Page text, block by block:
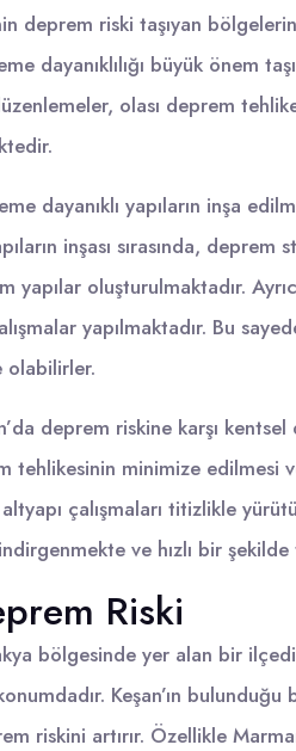
deprem riski taşıyan
dayanıklılığı büyük önem
olası deprem
dayanıklı yapıların inşa
inşası sırasında,
yapılar oluşturulmaktadır.
yapılmaktadır. Bu
olabilirler.
deprem riskine karşı
tehlikesinin minimize edilmesi
çalışmaları titizlikle
ve hızlı bir
Riski
bölgesinde yer alan bir
Keşan’ın
riskini artırır. Özellikle